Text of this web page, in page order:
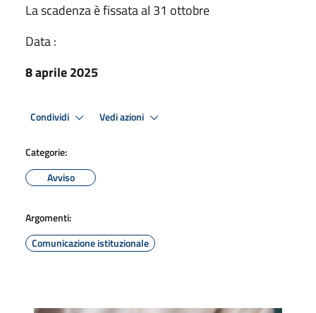
La scadenza è fissata al 31 ottobre
Data :
8 aprile 2025
Condividi Vedi azioni
Categorie:
Avviso
Argomenti:
Comunicazione istituzionale